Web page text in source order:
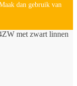
dan gebruik van
met zwart linnen